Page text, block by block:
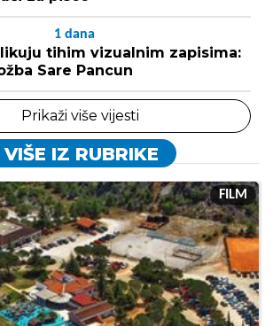
1 dana
tihim vizualnim zapisima:
Sare Pancun
Prikaži više vijesti
VIŠE IZ RUBRIKE
FILM